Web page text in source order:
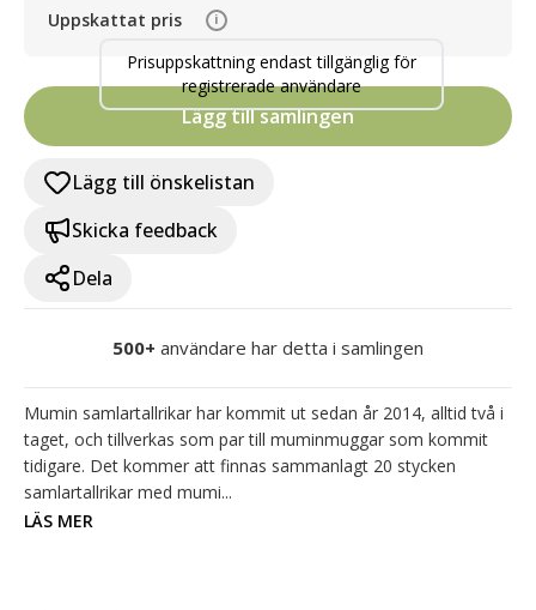
Uppskattat pris i
Prisuppskattning endast tillgänglig för
registrerade användare
Lägg till samlingen
Lägg till önskelistan
Skicka feedback
Dela
500+ användare har detta i samlingen
Mumin samlartallrikar har kommit ut sedan år 2014, alltid två i
taget, och tillverkas som par till muminmuggar som kommit
tidigare. Det kommer att finnas sammanlagt 20 stycken
samlartallrikar med mumi...
LÄS MER